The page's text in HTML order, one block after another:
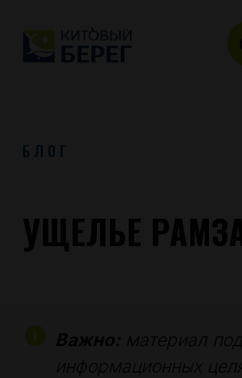
БЛОГ
УЩЕЛЬЕ
Важно: материал
информационных